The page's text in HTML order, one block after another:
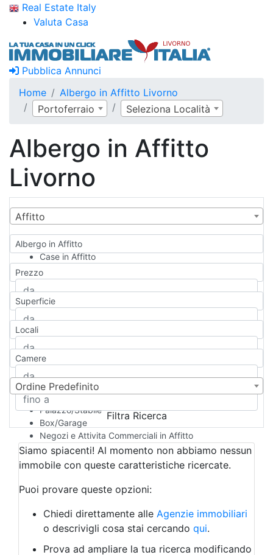
Real Estate Italy
Valuta Casa
Pubblica Annunci
Home
Albergo in Affitto Livorno
Portoferraio
Seleziona Località
Albergo in Affitto
Livorno
Affitto
Albergo in Affitto
Case in Affitto
Qualsiasi
Appartamento
Casa indipendente
Casa Semi-indipendente
Attico/Mansarda
Rustico/Casale
Camera d'Albergo
Multiproprietà
Palazzo/Stabile
Box/Garage
Negozi e Attivita Commerciali in Affitto
Qualsiasi
Attività/Licenza Commerciale
Azienda Agricola
Bar/Ristorante
Albergo
Laboratorio Artigianale
Negozio/locale commerciale
Agriturismo
Prezzo
Superficie
Locali
Camere
Ordine Predefinito
Filtra Ricerca
Siamo spiacenti! Al momento non abbiamo nessun
immobile con queste caratteristiche ricercate.
Puoi provare queste opzioni:
Chiedi direttamente alle Agenzie immobiliari
o descrivigli cosa stai cercando qui.
Prova ad ampliare la tua ricerca modificando